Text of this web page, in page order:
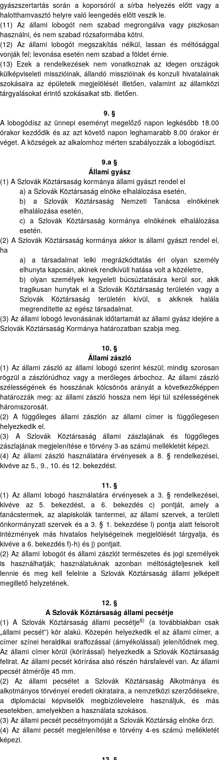
gyászszertartás során a koporsóról a sírba helyezés előtt vagy a
halotthamvasztó helyre való leengedés előtt veszik le.
(11) Az állami lobogót nem szabad megrongálva vagy piszkosan
használni, és nem szabad rózsaformába kötni.
(12) Az állami lobogót megszakítás nélkül, lassan és méltósággal
vonják fel; levonása esetén nem szabad a földet érnie.
(13) Ezek a rendelkezések nem vonatkoznak az idegen országok
külképviseleti misszióinak, állandó misszióinak és konzuli hivatalainak
szokásaira az épületeik megjelölését illetően, valamint az államközi
tárgyalásokat érintő szokásaikat stb. illetően.
9. §
A lobogódísz az ünnepi eseményt megelőző napon legkésőbb 18.00
órakor kezdődik és az azt követő napon leghamarabb 8.00 órakor ér
véget. A községek az alkalomhoz mérten szabályozzák a lobogódíszt.
9.a §
Állami gyász
(1) A Szlovák Köztársaság kormánya állami gyászt rendel el
a) a Szlovák Köztársaság elnöke elhalálozása esetén,
b) a Szlovák Köztársaság Nemzeti Tanácsa elnökének
elhalálozása esetén,
c) a Szlovák Köztársaság kormánya elnökének elhalálozása
esetén.
(2) A Szlovák Köztársaság kormánya akkor is állami gyászt rendel el,
ha
a) a társadalmat lelki megrázkódtatás éri olyan személy
elhunyta kapcsán, akinek rendkívüli hatása volt a közéletre,
b) olyan személyek kegyeleti búcsúztatására kerül sor, akik
tragikusan hunytak el a Szlovák Köztársaság területén vagy a
Szlovák Köztársaság területén kívül, s akiknek halála
megrendítette az egész társadalmat.
(3) Az állami lobogó levonásának időtartamát az állami gyász idejére a
Szlovák Köztársaság Kormánya határozatban szabja meg.
10. §
Állami zászló
(1) Az állami zászló az állami lobogó szerint készül; mindig szorosan
rögzül a zászlórúdhoz vagy a merőleges árbochoz. Az állami zászló
szélességének és hosszának kölcsönös arányát a következőképpen
határozzák meg: az állami zászló hossza nem lépi túl szélességének
háromszorosát.
(2) A függőleges állami zászlón az állami címer is függőlegesen
helyezkedik el.
(3) A Szlovák Köztársaság állami zászlajának és függőleges
zászlajának megjelenítése e törvény 3-as számú mellékletét képezi.
(4) Az állami zászló használatára érvényesek a 8. § rendelkezései,
kivéve az 5., 9., 10. és 12. bekezdést.
11. §
(1) Az állami lobogó használatára érvényesek a 3. § rendelkezései,
kivéve az 5. bekezdést, a 6. bekezdés c) pontját, amely a
tanácstermek, az alapiskolák tantermei, az állami szervek, a területi
önkormányzati szervek és a 3. § 1. bekezdése l) pontja alatt felsorolt
intézmények más hivatalos helyiségeinek megjelölését tárgyalja, és
kivéve a 6. bekezdés f)-h) és j) pontjait.
(2) Az állami lobogót és állami zászlót természetes és jogi személyek
is használhatják; használatuknak azonban méltóságteljesnek kell
lennie és meg kell felelnie a Szlovák Köztársaság állami jelképeit
megillető helyzetének.
12. §
A Szlovák Köztársaság állami pecsétje
(1) A Szlovák Köztársaság állami pecsétje6)
(a továbbiakban csak
„állami pecsét”) kör alakú. Közepén helyezkedik el az állami címer, a
címer színei heraldikai sraffozással (árnyékolással) jelenítődnek meg.
Az állami címer körül (körírással) helyezkedik a Szlovák Köztársaság
felirat. Az állami pecsét körírása alsó részén hársfalevél van. Az állami
pecsét átmérője 45 mm.
(2) Az állami pecsétet a Szlovák Köztársaság Alkotmánya és
alkotmányos törvényei eredeti okirataira, a nemzetközi szerződésekre,
a diplomáciai képviselők megbízóleveleire használjuk, és más
esetekben, amelyekben a használata szokásos.
(3) Az állami pecsét pecsétnyomóját a Szlovák Köztárság elnöke őrzi.
(4) Az állami pecsét megjelenítése e törvény 4-es számú mellékletét
képezi.